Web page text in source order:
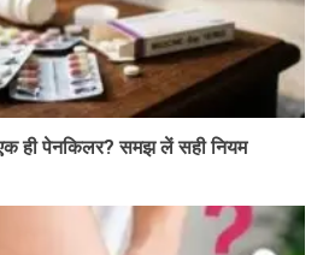
एक ही पेनकिलर? समझ लें सही नियम